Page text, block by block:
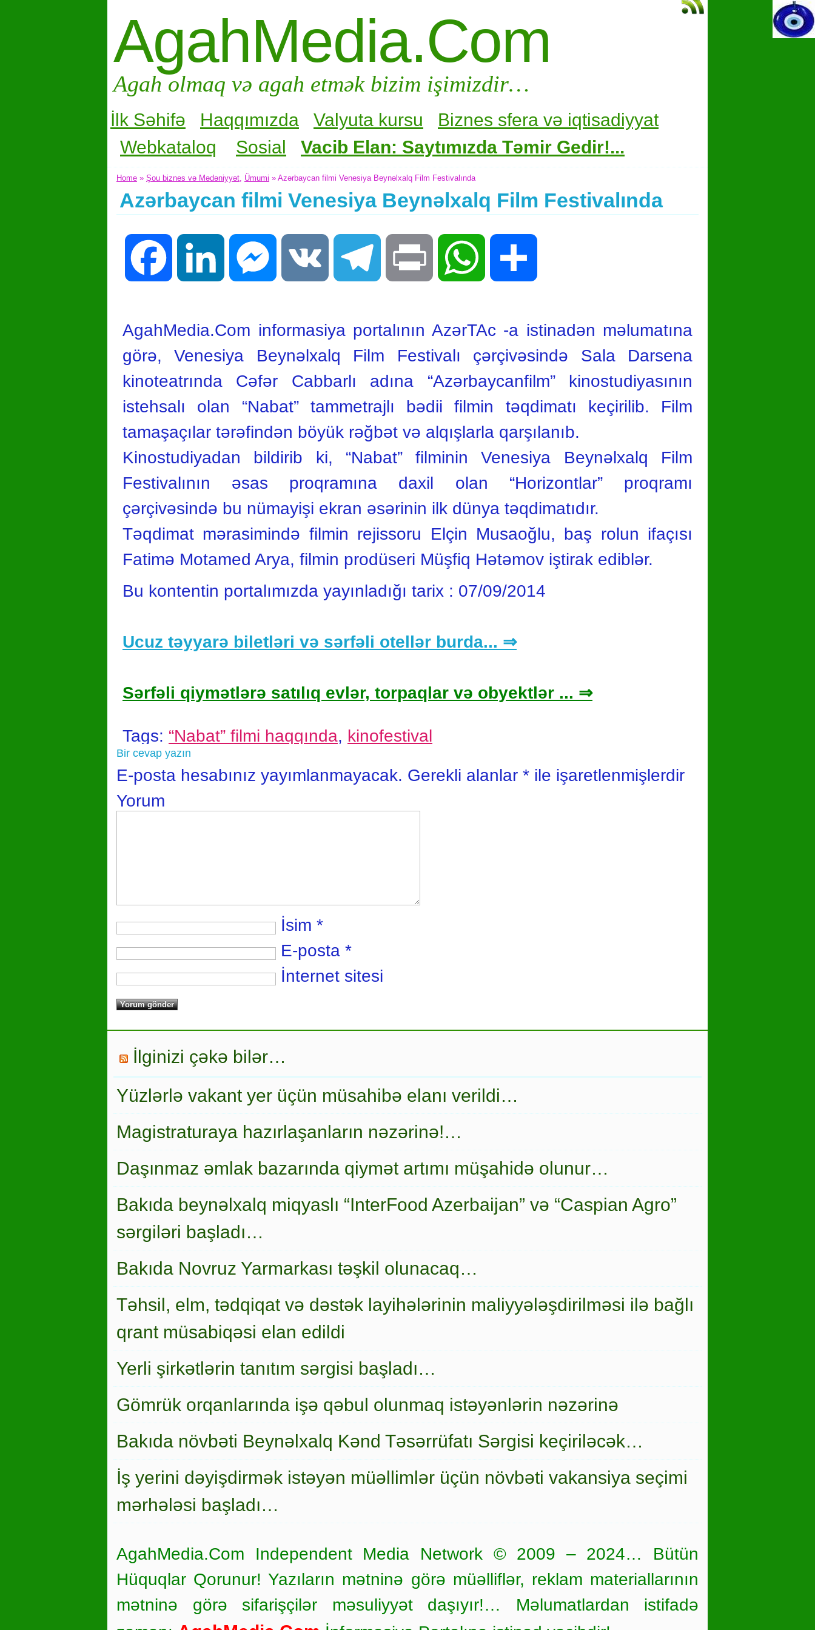
AgahMedia.Com
Agah olmaq və agah etmək bizim işimizdir…
İlk Səhifə Haqqımızda Valyuta kursu Biznes sfera və iqtisadiyyat
Webkataloq
Sosial Vacib Elan: Saytımızda Təmir Gedir!...
Home » Şou biznes və Mədəniyyət Ümumi » Azərbaycan filmi Venesiya Beynəlxalq Film Festivalında
Azərbaycan filmi Venesiya Beynəlxalq Film Festivalında
Facebook LinkedIn Messenger VK Print WhatsApp
AgahMedia.Com informasiya portalının AzərTAc -a istinadən məlumatına
görə, Venesiya Beynəlxalq Film Festivalı çərçivəsində Sala Darsena
kinoteatrında Cəfər Cabbarlı adına “Azərbaycanfilm” kinostudiyasının
istehsalı olan “Nabat” tammetrajlı bədii filmin təqdimatı keçirilib. Film
tamaşaçılar tərəfindən böyük rəğbət və alqışlarla qarşılanıb.
Kinostudiyadan bildirib ki, “Nabat” filminin Venesiya Beynəlxalq Film
Festivalının əsas proqramına daxil olan “Horizontlar” proqramı
çərçivəsində bu nümayişi ekran əsərinin ilk dünya təqdimatıdır.
Təqdimat mərasimində filmin rejissoru Elçin Musaoğlu, baş rolun ifaçısı
Fatimə Motamed Arya, filmin prodüseri Müşfiq Hətəmov iştirak ediblər.
Bu kontentin portalımızda yayınladığı tarix : 07/09/2014
Ucuz təyyarə biletləri və sərfəli otellər burda... ⇒
Sərfəli qiymətlərə satılıq evlər, torpaqlar və obyektlər ... ⇒
Tags: “Nabat” filmi haqqında, kinofestival
Bir cevap yazın
E-posta hesabınız yayımlanmayacak. Gerekli alanlar * ile işaretlenmişlerdir
Yorum
İsim *
E-posta *
İnternet sitesi
İlginizi çəkə bilər…
Yüzlərlə vakant yer üçün müsahibə elanı verildi…
Magistraturaya hazırlaşanların nəzərinə!…
Daşınmaz əmlak bazarında qiymət artımı müşahidə olunur…
Bakıda beynəlxalq miqyaslı “InterFood Azerbaijan” və “Caspian Agro”
sərgiləri başladı…
Bakıda Novruz Yarmarkası təşkil olunacaq…
Təhsil, elm, tədqiqat və dəstək layihələrinin maliyyələşdirilməsi ilə bağlı
qrant müsabiqəsi elan edildi
Yerli şirkətlərin tanıtım sərgisi başladı…
Gömrük orqanlarında işə qəbul olunmaq istəyənlərin nəzərinə
Bakıda növbəti Beynəlxalq Kənd Təsərrüfatı Sərgisi keçiriləcək…
İş yerini dəyişdirmək istəyən müəllimlər üçün növbəti vakansiya seçimi
mərhələsi başladı…
AgahMedia.Com Independent Media Network © 2009 – 2024… Bütün
Hüquqlar Qorunur! Yazıların mətninə görə müəlliflər, reklam materiallarının
mətninə görə sifarişçilər məsuliyyət daşıyır!… Məlumatlardan istifadə